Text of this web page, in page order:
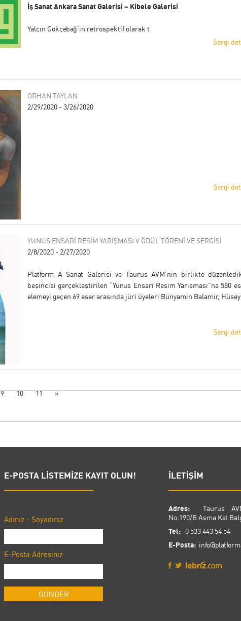
İş Sanat Ankara Sanat Galerisi – Kibele Galerisi
Yalçın Gökçebağ’ın retrospektif olarak t
Sergi
ORHAN TAYLAN
2/29/2020 - 3/26/2020
Sergi
YUNUS ENSARİ RESİM YARIŞMASI V ÖDÜL TÖRENİ VE SERGİSİ
2/8/2020 - 2/27/2020
Platform A Sanat Galerisi ve Taurus AVM’nin birlikte
beşincisi gerçekleştirilen “Yunus Ensari Resim Yarışması”na 580
elemeyi geçen 69 eser arasında jüri üyeleri Bünyamin Balamir,
Sergi
9 10 11 »
E-POSTA LİSTEMİZE KAYIT OLUN!
Adınız - Soyadınız
E-Posta Adresiniz
İLETİŞİM
Adres:Taurus
No:190/B Asma Kat
Tel:0 533 443 54 54
E-Posta: